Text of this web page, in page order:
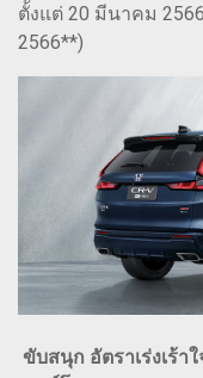
ตั้งแต่ 20 มีนาคม
2566**)
ขับสนุก อัตราเร่งเร้า